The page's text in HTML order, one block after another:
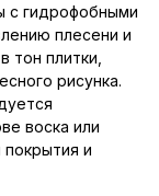
с гидрофобными
плесени и
тон плитки,
рисунка.
воска или
и